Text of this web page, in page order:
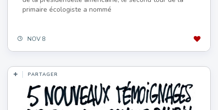
primaire écologiste a nommé
NOV 8
PARTAGER